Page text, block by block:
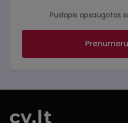
Puslapis apsaugotas